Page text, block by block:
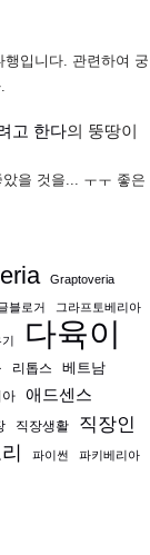
입니다. 관련하여 궁
고 한다의 뚱땅이
을 것을... ㅜㅜ 좋은
Graptoveria
블로거 그라프토베리아
다육이
리톱스
베트남
아 애드센스
직장생활 직장인
파이썬 파키베리아